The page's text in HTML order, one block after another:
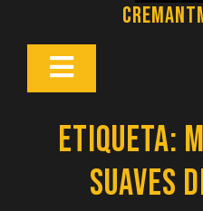
Botón
Etiqueta:
suaves